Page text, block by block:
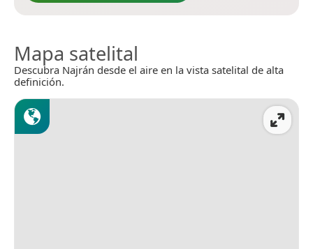
Mapa satelital
Descubra Najrán desde el aire en la vista satelital de alta
definición.